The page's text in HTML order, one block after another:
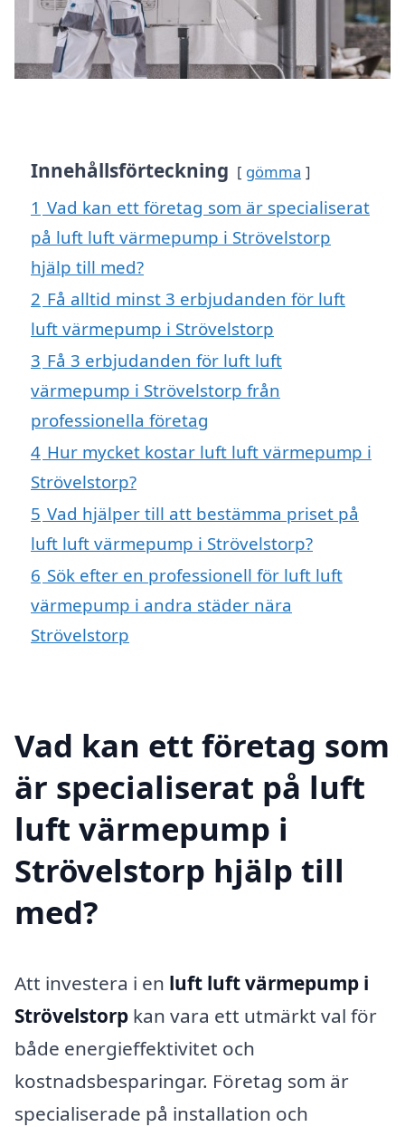
Innehållsförteckning gömma
1 Vad kan ett företag som är specialiserat
på luft luft värmepump i Strövelstorp
hjälp till med?
2 Få alltid minst 3 erbjudanden för luft
luft värmepump i Strövelstorp
3 Få 3 erbjudanden för luft luft
värmepump i Strövelstorp från
professionella företag
4 Hur mycket kostar luft luft värmepump i
Strövelstorp?
5 Vad hjälper till att bestämma priset på
luft luft värmepump i Strövelstorp?
6 Sök efter en professionell för luft luft
värmepump i andra städer nära
Strövelstorp
Vad kan ett företag som
är specialiserat på luft
luft värmepump i
Strövelstorp hjälp till
med?
Att investera i en luft luft värmepump i
Strövelstorp kan vara ett utmärkt val för
både energieffektivitet och
kostnadsbesparingar. Företag som är
specialiserade på installation och